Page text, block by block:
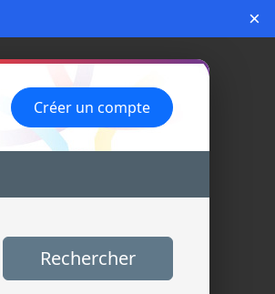
×
Créer un compte
Rechercher